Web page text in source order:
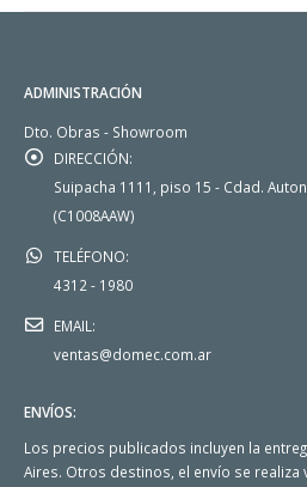
ADMINISTRACIÓN
Dto. Obras - Showroom
DIRECCIÓN:
Suipacha 1111, piso 15 - Cdad.
(C1008AAW)
TELÉFONO:
4312 - 1980
EMAIL:
ventas@domec.com.ar
ENVÍOS:
Los precios publicados incluyen la
Aires. Otros destinos, el envío se